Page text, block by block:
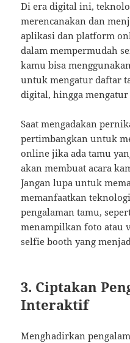
Di era digital ini,
merencanakan dan
aplikasi dan platform
dalam mempermudah
kamu bisa
untuk mengatur daftar
digital, hingga mengatur
Saat mengadakan
pertimbangkan untuk
online jika ada tamu
akan membuat acara
Jangan lupa untuk
memanfaatkan
pengalaman tamu,
menampilkan foto atau
selfie booth yang
3. Ciptakan
Interaktif
Menghadirkan